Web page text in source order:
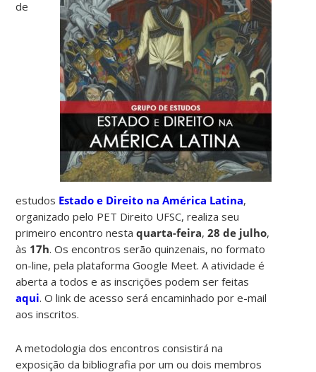
de
estudos Estado e Direito na América Latina,
organizado pelo PET Direito UFSC, realiza seu
primeiro encontro nestaquarta-feira,28 de julho,
às 17h. Os encontros serão quinzenais, no formato
on-line, pela plataforma Google Meet. A atividade é
aberta a todos e as inscrições podem ser feitas
aqui. O link de acesso será encaminhado por e-mail
aos inscritos.
A metodologia dos encontros consistirá na
exposição da bibliografia por um ou dois membros